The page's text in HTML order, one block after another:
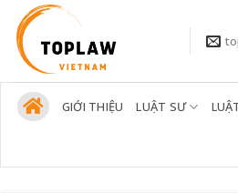
qua
nội
dung
GIỚI THIỆU LUẬT SƯ